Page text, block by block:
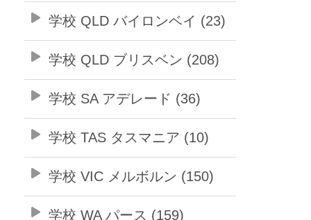
学校 QLD バイロンベイ (23)
学校 QLD ブリスベン (208)
学校 SA アデレード (36)
学校 TAS タスマニア (10)
学校 VIC メルボルン (150)
学校 WA パース (159)